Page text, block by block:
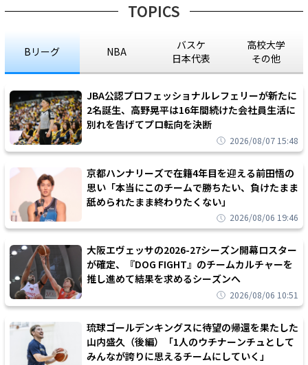
TOPICS
Bリーグ NBA
バスケ
日本代表
高校大学
その他
JBA公認プロフェッショナルレフェリーが新たに
2名誕生、高野晃平は16年間続けた会社員生活に
別れを告げてプロ転向を決断
2026/08/07 15:48
京都ハンナリーズで在籍4年目を迎える前田悟の
思い「本当にこのチームで勝ちたい、負けたまま
舐められたまま終わりたくない」
2026/08/06 19:46
大阪エヴェッサの2026-27シーズン開幕ロスター
が確定、『DOG FIGHT』のチームカルチャーを
推し進めて結果を求めるシーズンへ
2026/08/06 10:51
琉球ゴールデンキングスに待望の帰還を果たした
山内盛久（後編）「1人のウチナーンチュとして
みんなが誇りに思えるチームにしていく」